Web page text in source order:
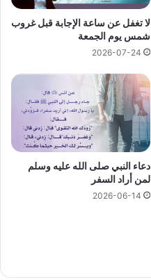
لا تغفل عن ساعة الإجابة قبل غروب
شمس يوم الجمعة
2026-07-24
دعاء النبي صلى الله عليه وسلم
لمن أراد السفر
2026-06-14